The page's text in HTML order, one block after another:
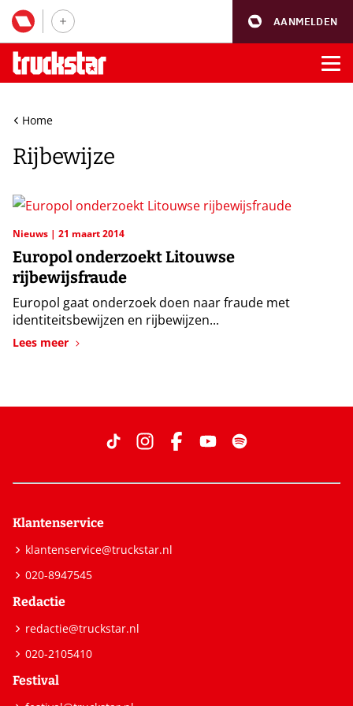
AANMELDEN
Home
Rijbewijze
Nieuws 21 maart 2014
Europol onderzoekt Litouwse
rijbewijsfraude
Europol gaat onderzoek doen naar fraude met
identiteitsbewijzen en rijbewijzen...
Lees meer
Klantenservice
klantenservice@truckstar.nl
020-8947545
Redactie
redactie@truckstar.nl
020-2105410
Festival